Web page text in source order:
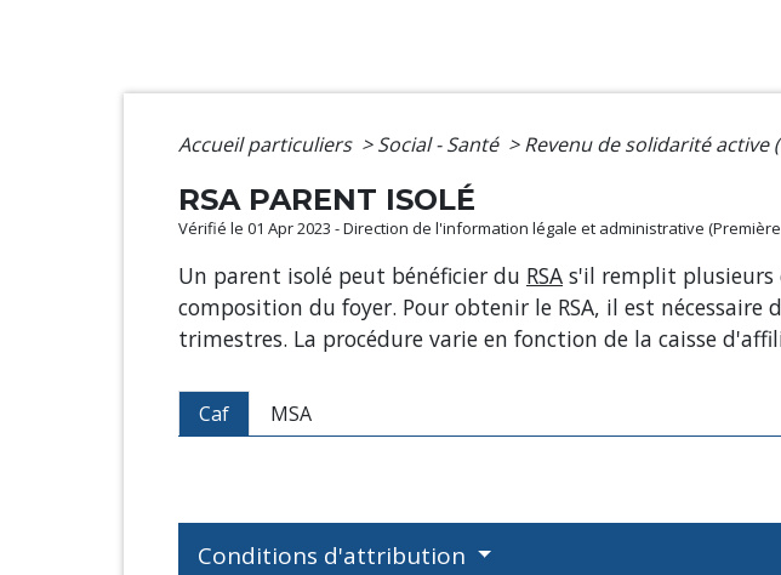
Accueil particuliers > Social - Santé > Revenu de solidarité active
RSA PARENT ISOLÉ
Vérifié le 01 Apr 2023 - Direction de l'information légale et administrative
Un parent isolé peut bénéficier du RSA s'il remplit plusieurs
composition du foyer. Pour obtenir le RSA, il est
trimestres. La procédure varie en fonction de la caisse
Caf MSA
Conditions d'attribution